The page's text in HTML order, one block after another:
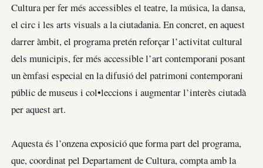
Cultura per fer més accessibles el teatre, la música, la dansa,
el circ i les arts visuals a la ciutadania. En concret, en aquest
darrer àmbit, el programa pretén reforçar l’activitat cultural
dels municipis, fer més accessible l’art contemporani posant
un èmfasi especial en la difusió del patrimoni contemporani
públic de museus i col•leccions i augmentar l’interès ciutadà
per aquest art.
Aquesta és l’onzena exposició que forma part del programa,
que, coordinat pel Departament de Cultura, compta amb la